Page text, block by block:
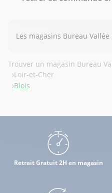
Les magasins Bureau
Trouver un magasin Bureau
Loir-et-Cher
Blois
Retrait Gratuit 2H en magasin